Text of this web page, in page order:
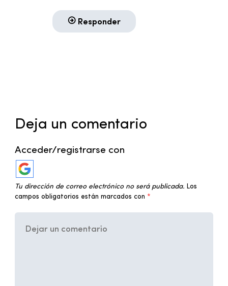
Responder
Deja un comentario
Acceder/registrarse con
Tu dirección de correo electrónico no será publicada. Los
campos obligatorios están marcados con *